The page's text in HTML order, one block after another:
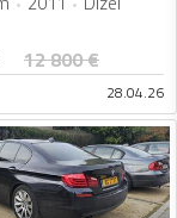
12 800€
28.04.26